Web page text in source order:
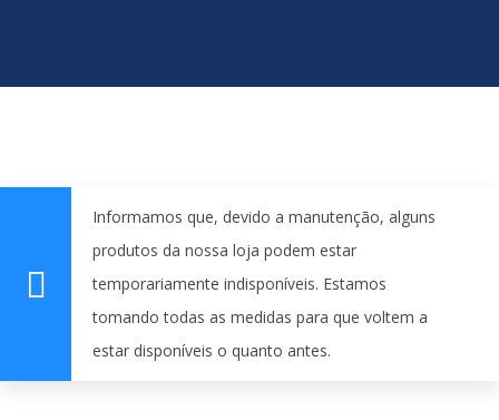
Informamos que, devido a manutenção, alguns
produtos da nossa loja podem estar
temporariamente indisponíveis. Estamos
tomando todas as medidas para que voltem a
estar disponíveis o quanto antes.